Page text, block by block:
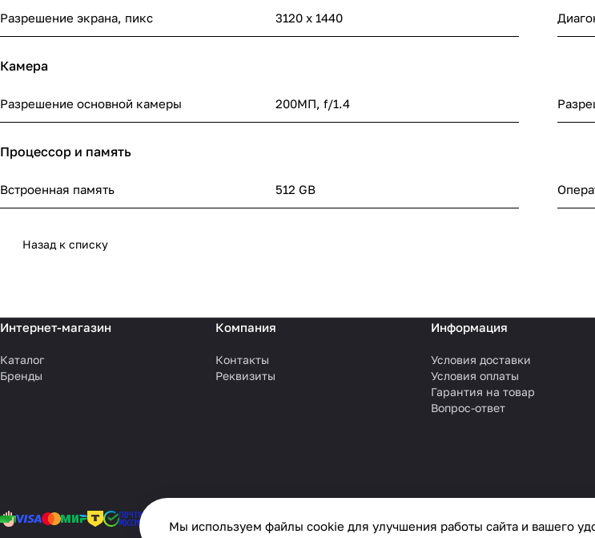
Разрешение экрана, пикс 3120 х 1440
Камера
Разрешение основной камеры 200МП, f/1.4
Процессор и память
Встроенная память 512 GB
Назад к списку
Интернет-магазин
Каталог
Бренды
Компания
Контакты
Реквизиты
Информация
Условия доставки
Условия оплаты
Гарантия на товар
Вопрос-ответ
Мы используем файлы cookie для улучшения работы сайта и вашего